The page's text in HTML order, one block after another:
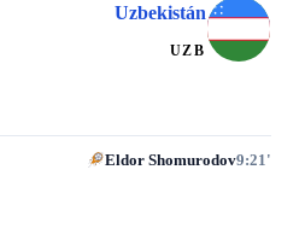
Uzbekistán
UZB
Eldor Shomurodov9:21'